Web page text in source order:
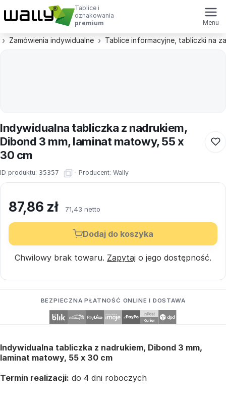
Tablice i
oznakowania
premium
Menu
Zamówienia indywidualne Tablice informacyjne, tabliczki na
Indywidualna tabliczka z nadrukiem,
Dibond 3 mm, laminat matowy, 55 x
30 cm
ID produktu: 35357 · Producent: Wally
87,86 zł 71,43 netto
Dodaj do koszyka
Chwilowy brak towaru. Zapytaj o jego dostępność.
BEZPIECZNA PŁATNOŚĆ ONLINE I DOSTAWA
Indywidualna tabliczka z nadrukiem, Dibond 3 mm,
laminat matowy, 55 x 30 cm
Termin realizacji: do 4 dni roboczych